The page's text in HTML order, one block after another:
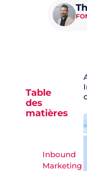
Table
des
matières
Inbound
Marketing